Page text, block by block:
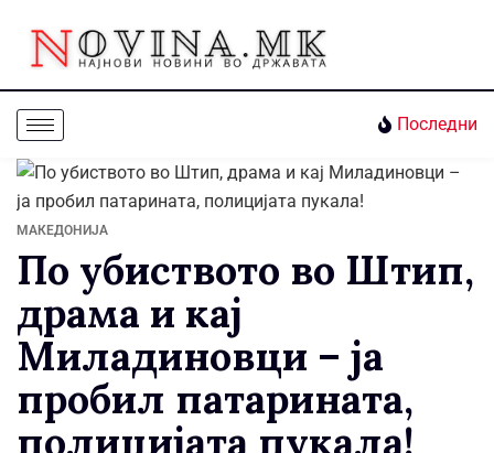
Последни
МАКЕДОНИЈА
По убиството во Штип,
драма и кај
Миладиновци – ја
пробил патарината,
полицијата пукала!